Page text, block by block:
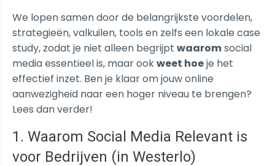
We lopen samen door de belangrijkste voordelen,
strategieën, valkuilen, tools en zelfs een lokale case
study, zodat je niet alleen begrijpt waaromsocial
media essentieel is, maar ookweet hoeje het
effectief inzet. Ben je klaar om jouw online
aanwezigheid naar een hoger niveau te brengen?
Lees dan verder!
1. Waarom Social Media Relevant is
voor Bedrijven (in Westerlo)